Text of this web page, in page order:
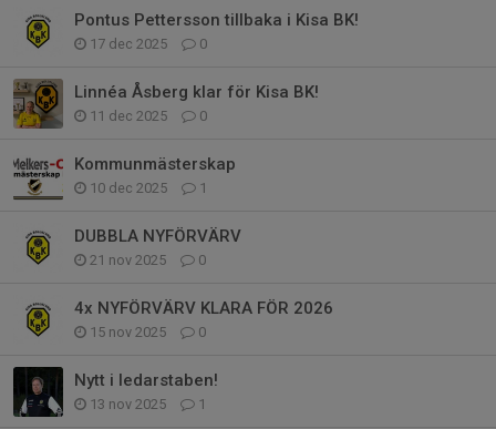
Pontus Pettersson tillbaka i Kisa BK!
17 dec 2025 0
Linnéa Åsberg klar för Kisa BK!
11 dec 2025 0
Kommunmästerskap
10 dec 2025 1
DUBBLA NYFÖRVÄRV
21 nov 2025 0
4x NYFÖRVÄRV KLARA FÖR 2026
15 nov 2025 0
Nytt i ledarstaben!
13 nov 2025 1